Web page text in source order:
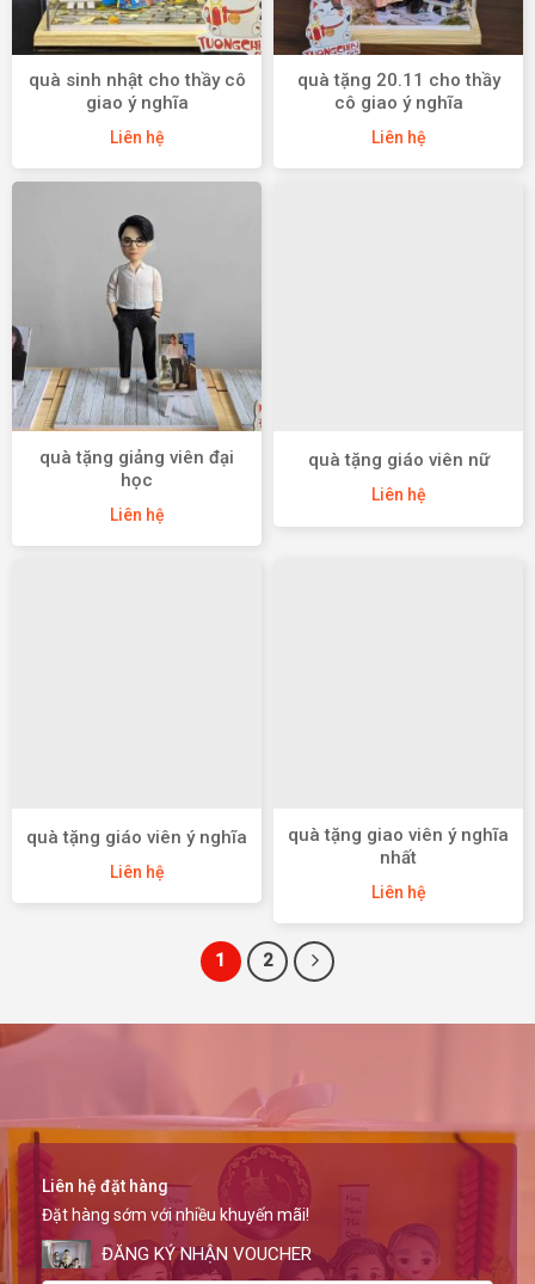
quà sinh nhật cho thầy cô
giao ý nghĩa
Liên hệ
quà tặng 20.11 cho thầy
cô giao ý nghĩa
Liên hệ
quà tặng giảng viên đại
học
Liên hệ
quà tặng giáo viên nữ
Liên hệ
quà tặng giáo viên ý nghĩa
Liên hệ
quà tặng giao viên ý nghĩa
nhất
Liên hệ
1 2
Liên hệ đặt hàng
Đặt hàng sớm với nhiều khuyến mãi!
ĐĂNG KÝ NHẬN VOUCHER